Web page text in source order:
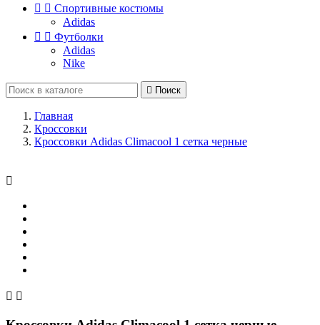
  Спортивные костюмы
Adidas
  Футболки
Adidas
Nike
 Поиск
Главная
Кроссовки
Кроссовки Adidas Climacool 1 сетка черные

 